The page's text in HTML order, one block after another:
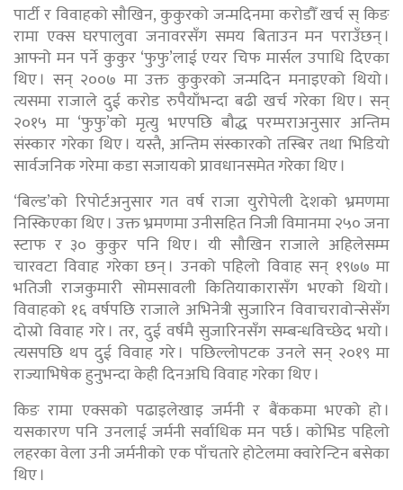
पार्टी र विवाहको सौखिन, कुकुरको जन्मदिनमा करोडौँ खर्च स् किङ
रामा एक्स घरपालुवा जनावरसँग समय बिताउन मन पराउँछन् ।
आफ्नो मन पर्ने कुकुर ‘फुफु’लाई एयर चिफ मार्सल उपाधि दिएका
थिए । सन् २००७ मा उक्त कुकुरको जन्मदिन मनाइएको थियो ।
त्यसमा राजाले दुई करोड रुपैयाँभन्दा बढी खर्च गरेका थिए । सन्
२०१५ मा ‘फुफु’को मृत्यु भएपछि बौद्ध परम्पराअनुसार अन्तिम
संस्कार गरेका थिए । यस्तै, अन्तिम संस्कारको तस्बिर तथा भिडियो
सार्वजनिक गरेमा कडा सजायको प्रावधानसमेत गरेका थिए ।
‘बिल्ड’को रिपोर्टअनुसार गत वर्ष राजा युरोपेली देशको भ्रमणमा
निस्किएका थिए । उक्त भ्रमणमा उनीसहित निजी विमानमा २५० जना
स्टाफ र ३० कुकुर पनि थिए । यी सौखिन राजाले अहिलेसम्म
चारवटा विवाह गरेका छन् । उनको पहिलो विवाह सन् १९७७ मा
भतिजी राजकुमारी सोमसावली कितियाकारासँग भएको थियो ।
विवाहको १६ वर्षपछि राजाले अभिनेत्री सुजारिन विवाचरावोन्सेसँग
दोस्रो विवाह गरे । तर, दुई वर्षमै सुजारिनसँग सम्बन्धविच्छेद भयो ।
त्यसपछि थप दुई विवाह गरे । पछिल्लोपटक उनले सन् २०१९ मा
राज्याभिषेक हुनुभन्दा केही दिनअघि विवाह गरेका थिए ।
किङ रामा एक्सको पढाइलेखाइ जर्मनी र बैंककमा भएको हो ।
यसकारण पनि उनलाई जर्मनी सर्वाधिक मन पर्छ । कोभिड पहिलो
लहरका वेला उनी जर्मनीको एक पाँचतारे होटेलमा क्वारेन्टिन बसेका
थिए ।